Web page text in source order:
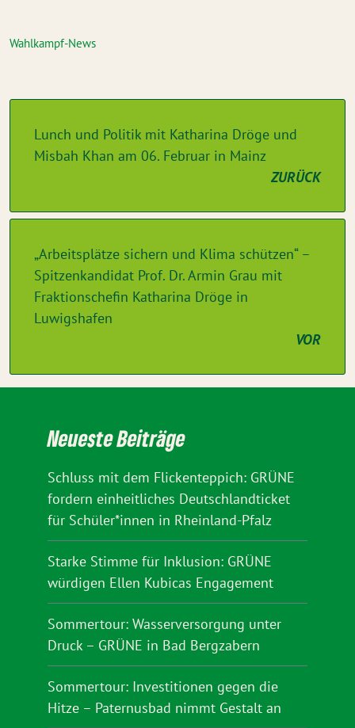
Wahlkampf-News
Lunch und Politik mit Katharina Dröge und
Misbah Khan am 06. Februar in Mainz
ZURÜCK
„Arbeitsplätze sichern und Klima schützen“ –
Spitzenkandidat Prof. Dr. Armin Grau mit
Fraktionschefin Katharina Dröge in
Luwigshafen
VOR
Neueste Beiträge
Schluss mit dem Flickenteppich: GRÜNE
fordern einheitliches Deutschlandticket
für Schüler*innen in Rheinland-Pfalz
Starke Stimme für Inklusion: GRÜNE
würdigen Ellen Kubicas Engagement
Sommertour: Wasserversorgung unter
Druck – GRÜNE in Bad Bergzabern
Sommertour: Investitionen gegen die
Hitze – Paternusbad nimmt Gestalt an